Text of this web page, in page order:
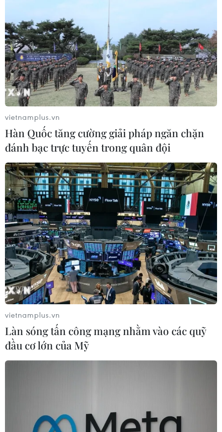
vietnamplus.vn
Hàn Quốc tăng cường giải pháp ngăn chặn
đánh bạc trực tuyến trong quân đội
vietnamplus.vn
Làn sóng tấn công mạng nhằm vào các quỹ
đầu cơ lớn của Mỹ